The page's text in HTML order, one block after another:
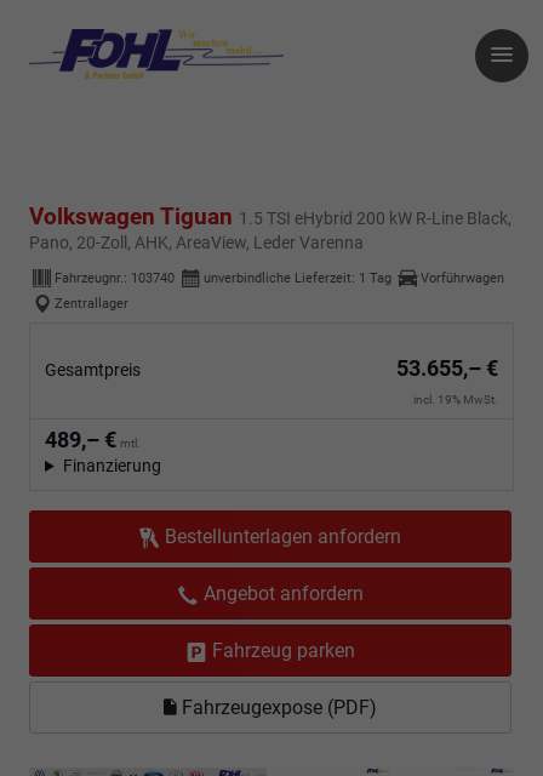
Volkswagen Tiguan 1.5 TSI eHybrid 200 kW R-Line Black,
Pano, 20-Zoll, AHK, AreaView, Leder Varenna
Fahrzeugnr.: 103740 unverbindliche Lieferzeit: 1 Tag
Vorführwagen
Zentrallager
Gesamtpreis 53.655,– €
incl. 19% MwSt.
489,– € mtl.
Finanzierung
Bestellunterlagen anfordern
Angebot anfordern
Fahrzeug parken
Fahrzeugexpose (PDF)